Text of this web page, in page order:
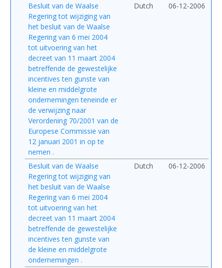
Besluit van de Waalse
Regering tot wijziging van
het besluit van de Waalse
Regering van 6 mei 2004
tot uitvoering van het
decreet van 11 maart 2004
betreffende de gewestelijke
incentives ten gunste van
kleine en middelgrote
ondernemingen teneinde er
de verwijzing naar
Verordening 70/2001 van de
Europese Commissie van
12 januari 2001 in op te
nemen .
Dutch 06-12-2006
Besluit van de Waalse
Regering tot wijziging van
het besluit van de Waalse
Regering van 6 mei 2004
tot uitvoering van het
decreet van 11 maart 2004
betreffende de gewestelijke
incentives ten gunste van
de kleine en middelgrote
ondernemingen .
Dutch 06-12-2006